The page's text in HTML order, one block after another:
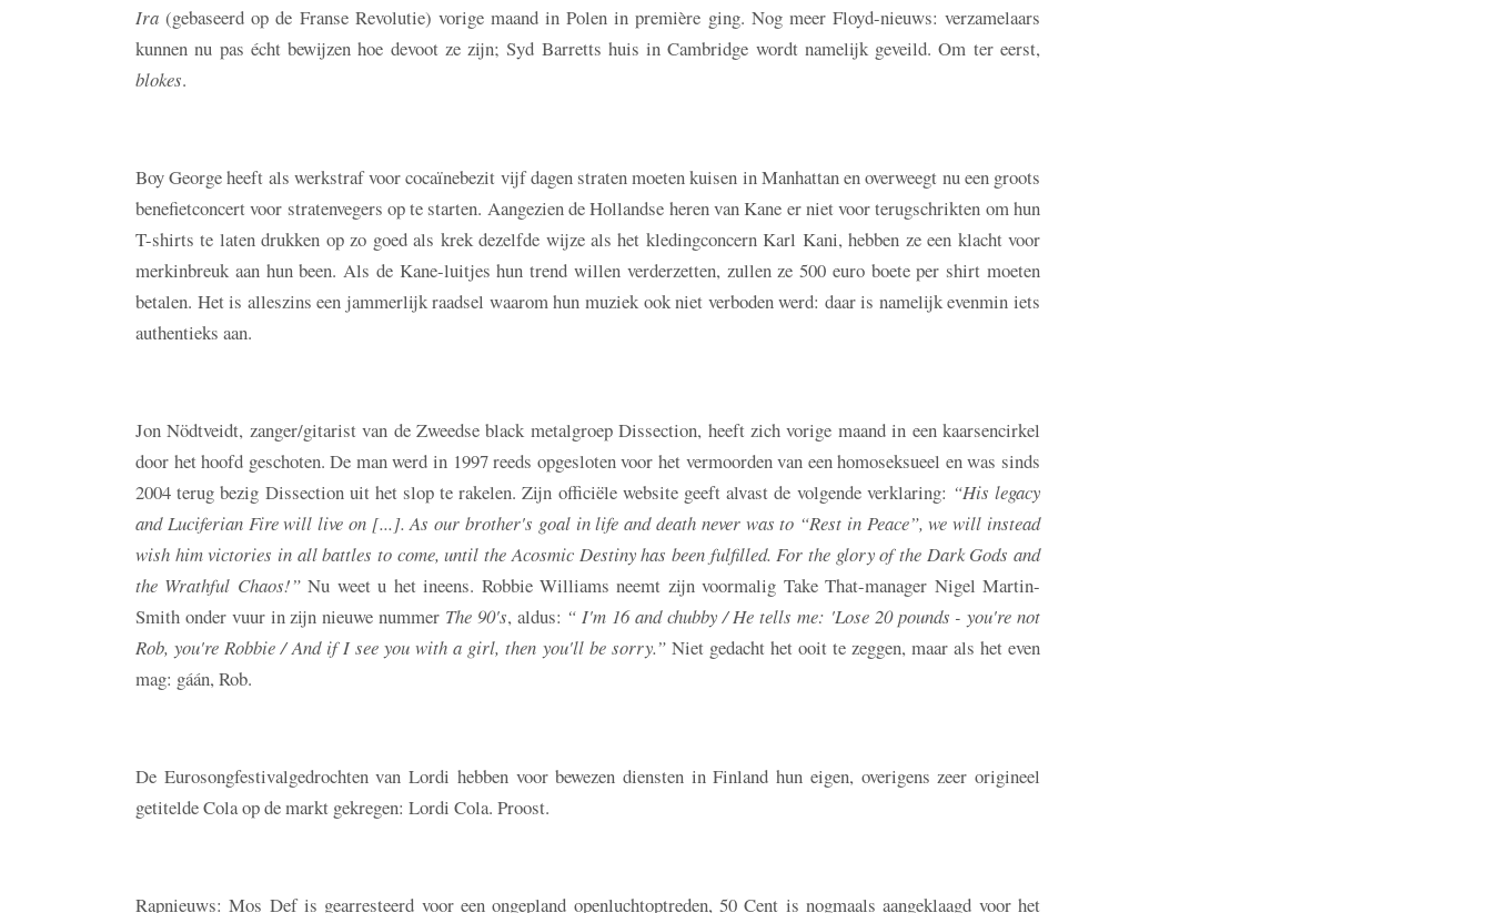
Ira (gebaseerd op de Franse Revolutie) vorige maand in Polen in première ging. Nog meer Floyd-nieuws: verzamelaars
kunnen nu pas écht bewijzen hoe devoot ze zijn; Syd Barretts huis in Cambridge wordt namelijk geveild. Om ter eerst,
blokes.
Boy George heeft als werkstraf voor cocaïnebezit vijf dagen straten moeten kuisen in Manhattan en overweegt nu een groots
benefietconcert voor stratenvegers op te starten. Aangezien de Hollandse heren van Kane er niet voor terugschrikten om hun
T-shirts te laten drukken op zo goed als krek dezelfde wijze als het kledingconcern Karl Kani, hebben ze een klacht voor
merkinbreuk aan hun been. Als de Kane-luitjes hun trend willen verderzetten, zullen ze 500 euro boete per shirt moeten
betalen. Het is alleszins een jammerlijk raadsel waarom hun muziek ook niet verboden werd: daar is namelijk evenmin iets
authentieks aan.
Jon Nödtveidt, zanger/gitarist van de Zweedse black metalgroep Dissection, heeft zich vorige maand in een kaarsencirkel
door het hoofd geschoten. De man werd in 1997 reeds opgesloten voor het vermoorden van een homoseksueel en was sinds
2004 terug bezig Dissection uit het slop te rakelen. Zijn officiële website geeft alvast de volgende verklaring: “His legacy
and Luciferian Fire will live on [...]. As our brother's goal in life and death never was to “Rest in Peace”, we will instead
wish him victories in all battles to come, until the Acosmic Destiny has been fulfilled. For the glory of the Dark Gods and
the Wrathful Chaos!”Nu weet u het ineens. Robbie Williams neemt zijn voormalig Take That-manager Nigel Martin-
Smith onder vuur in zijn nieuwe nummer The 90's, aldus: “ I'm 16 and chubby / He tells me: 'Lose 20 pounds - you're not
Rob, you're Robbie / And if I see you with a girl, then you'll be sorry.”Niet gedacht het ooit te zeggen, maar als het even
mag: gáán, Rob.
De Eurosongfestivalgedrochten van Lordi hebben voor bewezen diensten in Finland hun eigen, overigens zeer origineel
getitelde Cola op de markt gekregen: Lordi Cola. Proost.
Rapnieuws: Mos Def is gearresteerd voor een ongepland openluchtoptreden, 50 Cent is nogmaals aangeklaagd voor het